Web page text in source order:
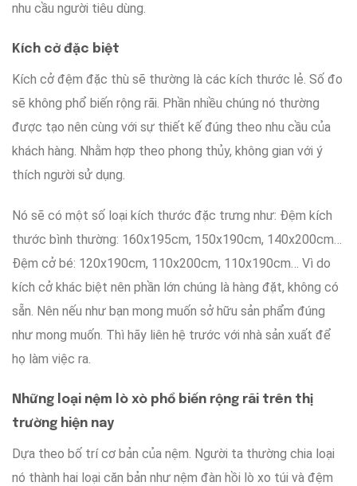
nhu cầu người tiêu dùng.
Kích cở đặc biệt
Kích cở đệm đặc thù sẽ thường là các kích thước lẻ. Số đo
sẽ không phổ biến rộng rãi. Phần nhiều chúng nó thường
được tạo nên cùng với sự thiết kế đúng theo nhu cầu của
khách hàng. Nhằm hợp theo phong thủy, không gian với ý
thích người sử dụng.
Nó sẽ có một số loại kích thước đặc trưng như: Đệm kích
thước bình thường: 160x195cm, 150x190cm, 140x200cm…
Đệm cở bé: 120x190cm, 110x200cm, 110x190cm… Vì do
kích cở khác biệt nên phần lớn chúng là hàng đặt, không có
sẵn. Nên nếu như bạn mong muốn sở hữu sản phẩm đúng
như mong muốn. Thì hãy liên hệ trước với nhà sản xuất để
họ làm việc ra.
Những loại nệm lò xò phổ biến rộng rãi trên thị
trường hiện nay
Dựa theo bố trí cơ bản của nệm. Người ta thường chia loại
nó thành hai loại căn bản như nệm đàn hồi lò xo túi và đệm